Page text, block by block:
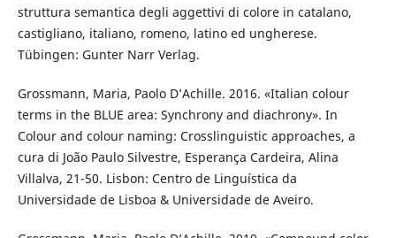
struttura semantica degli aggettivi di colore in catalano,
castigliano, italiano, romeno, latino ed ungherese.
Tübingen: Gunter Narr Verlag.
Grossmann, Maria, Paolo D’Achille. 2016. «Italian colour
terms in the BLUE area: Synchrony and diachrony». In
Colour and colour naming: Crosslinguistic approaches, a
cura di João Paulo Silvestre, Esperança Cardeira, Alina
Villalva, 21-50. Lisbon: Centro de Linguística da
Universidade de Lisboa & Universidade de Aveiro.